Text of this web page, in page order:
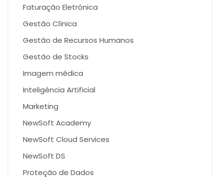
Faturação Eletrónica
Gestão Clínica
Gestão de Recursos Humanos
Gestão de Stocks
Imagem médica
Inteligência Artificial
Marketing
NewSoft Academy
NewSoft Cloud Services
NewSoft DS
Proteção de Dados